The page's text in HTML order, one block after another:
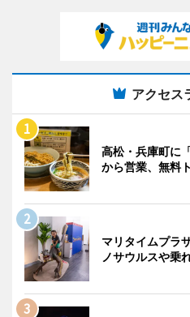
アクセス
高松・兵庫町に
から営業、無料
マリタイムプラ
ノサウルスや乗